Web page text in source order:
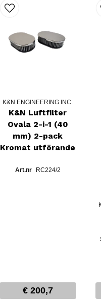
K&N ENGINEERING INC.
K&N Luftfilter
Ovala 2-i-1 (40
mm) 2-pack
Kromat utförande
RC224/2
€ 200,7